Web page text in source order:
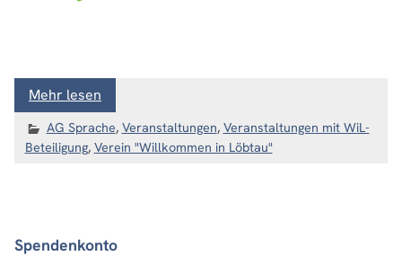
Mehr lesen
AG Sprache, Veranstaltungen, Veranstaltungen mit WiL-
Beteiligung, Verein "Willkommen in Löbtau"
Spendenkonto